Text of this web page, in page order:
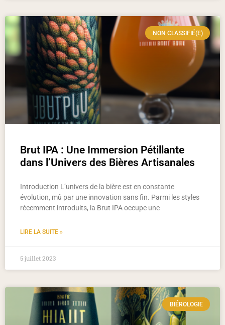
NON CLASSIFIÉ(E)
Brut IPA : Une Immersion Pétillante
dans l’Univers des Bières Artisanales
Introduction L’univers de la bière est en constante
évolution, mû par une innovation sans fin. Parmi les styles
récemment introduits, la Brut IPA occupe une
LIRE LA SUITE »
5 juillet 2023
BIÉROLOGIE